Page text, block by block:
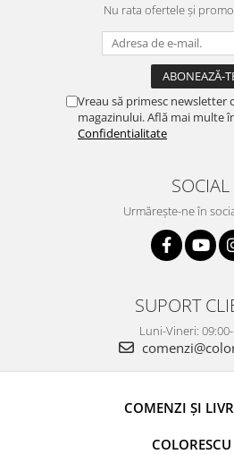
Nu rata ofertele și
Vreau să primesc newsletter
magazinului. Află mai multe
Confidentialitate
SOCIAL
Urmărește-ne în
SUPORT
Luni-Vineri:
COMENZI ȘI
COLORESCU